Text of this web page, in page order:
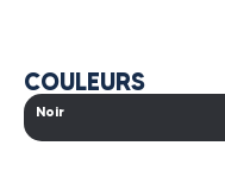
COULEURS
Noir